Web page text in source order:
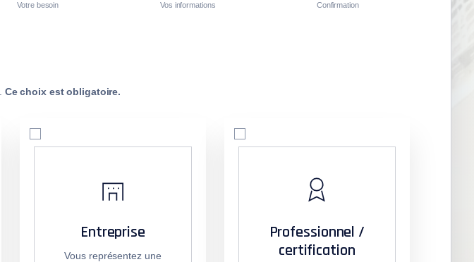
Votre besoin
Vos informations
Confirmation
Ce choix est obligatoire.
Entreprise
Vous représentez une
Professionnel /
certification